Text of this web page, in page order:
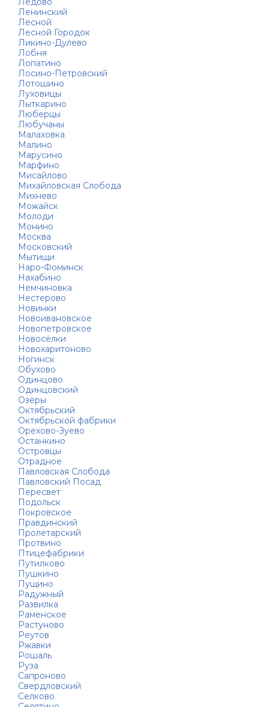
Ленинский
Лесной
Лесной Городок
Ликино-Дулево
Лобня
Лопатино
Лосино-Петровский
Лотошино
Луховицы
Лыткарино
Люберцы
Любучаны
Малаховка
Малино
Марусино
Марфино
Мисайлово
Михайловская Слобода
Михнево
Можайск
Молоди
Монино
Москва
Московский
Мытищи
Наро-Фоминск
Нахабино
Немчиновка
Нестерово
Новинки
Новоивановское
Новопетровское
Новосёлки
Новохаритоново
Ногинск
Обухово
Одинцово
Одинцовский
Озёры
Октябрьский
Октябрьской фабрики
Орехово-Зуево
Останкино
Островцы
Отрадное
Павловская Слобода
Павловский Посад
Пересвет
Подольск
Покровское
Правдинский
Пролетарский
Протвино
Птицефабрики
Путилково
Пушкино
Пущино
Радужный
Развилка
Раменское
Растуново
Реутов
Ржавки
Рошаль
Руза
Сапроново
Свердловский
Селково